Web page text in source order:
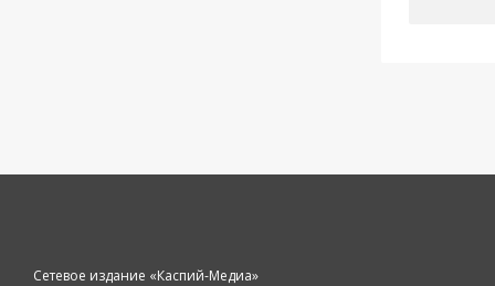
Сетевое издание «Каспий-Медиа»